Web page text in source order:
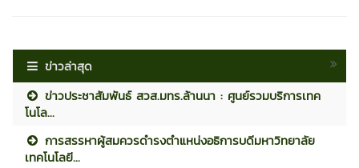
ข่าวล่าสุด
ข่าวประชาสัมพันธ์ สวส.มทร.ล้านนา : ศูนย์รวมบริการเทค
โนโล...
การสรรหาผู้สมควรดำรงตำแหน่งอธิการบดีมหาวิทยาลัย
เทคโนโลยี...